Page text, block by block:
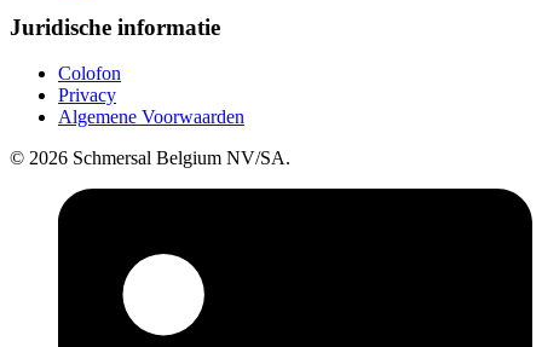
Juridische informatie
Colofon
Privacy
Algemene Voorwaarden
© 2026 Schmersal Belgium NV/SA.